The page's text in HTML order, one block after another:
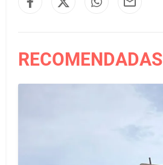
RECOMENDADAS